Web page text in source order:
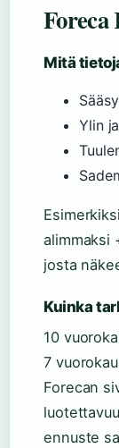
Foreca
Mitä
Ylin
alimmaksi
josta
Kuinka
10
7
Forecan
ennuste